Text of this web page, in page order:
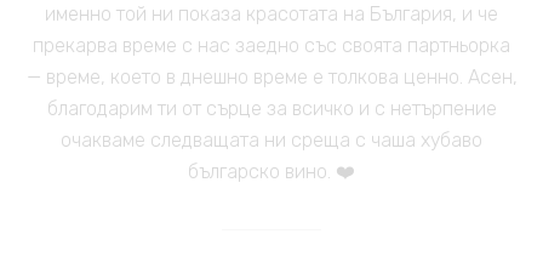
именно той ни показа красотата на България, и че
прекарва време с нас заедно със своята партньорка
— време, което в днешно време е толкова ценно. Асен,
благодарим ти от сърце за всичко и с нетърпение
очакваме следващата ни среща с чаша хубаво
българско вино. ❤️